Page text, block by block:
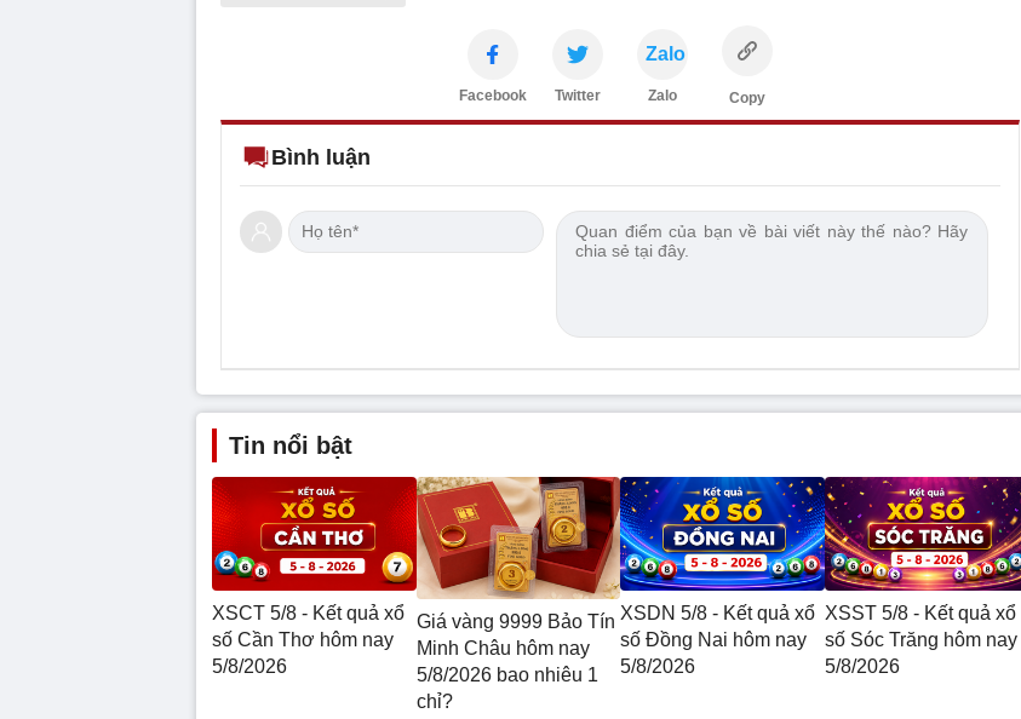
Facebook Twitter
Zalo
Zalo Copy
Bình luận
Tin nổi bật
XSCT 5/8 - Kết quả xổ
số Cần Thơ hôm nay
5/8/2026
Giá vàng 9999 Bảo Tín
Minh Châu hôm nay
5/8/2026 bao nhiêu 1
chỉ?
XSDN 5/8 - Kết quả xổ
số Đồng Nai hôm nay
5/8/2026
XSST 5/8 - Kết quả xổ
số Sóc Trăng hôm nay
5/8/2026